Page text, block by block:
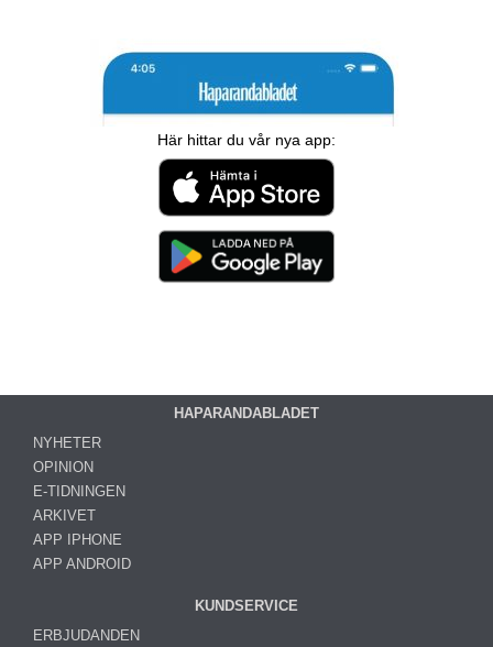
Här hittar du vår nya app:
HAPARANDABLADET
NYHETER
OPINION
E-TIDNINGEN
ARKIVET
APP IPHONE
APP ANDROID
KUNDSERVICE
ERBJUDANDEN